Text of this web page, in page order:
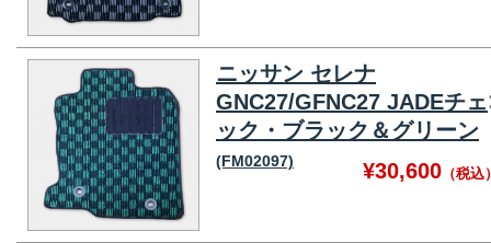
ニッサン セレナ
GNC27/GFNC27 JADEチェ
ック・ブラック＆グリーン
(FM02097) ¥30,600 （税込